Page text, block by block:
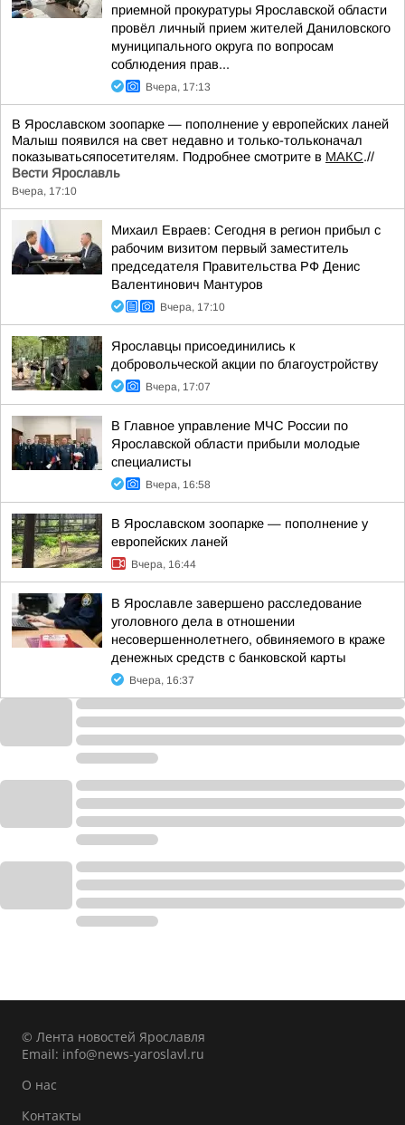
приемной прокуратуры Ярославской области
провёл личный прием жителей Даниловского
муниципального округа по вопросам
соблюдения прав...
Вчера, 17:13
В Ярославском зоопарке — пополнение у европейских ланей
Малыш появился на свет недавно и только-тольконачал
показыватьсяпосетителям. Подробнее смотрите в МАКС.//
Вести Ярославль
Вчера, 17:10
Михаил Евраев: Сегодня в регион прибыл с
рабочим визитом первый заместитель
председателя Правительства РФ Денис
Валентинович Мантуров
Вчера, 17:10
Ярославцы присоединились к
добровольческой акции по благоустройству
Вчера, 17:07
В Главное управление МЧС России по
Ярославской области прибыли молодые
специалисты
Вчера, 16:58
В Ярославском зоопарке — пополнение у
европейских ланей
Вчера, 16:44
В Ярославле завершено расследование
уголовного дела в отношении
несовершеннолетнего, обвиняемого в краже
денежных средств с банковской карты
Вчера, 16:37
© Лента новостей Ярославля
Email: info@news-yaroslavl.ru
О нас
Контакты